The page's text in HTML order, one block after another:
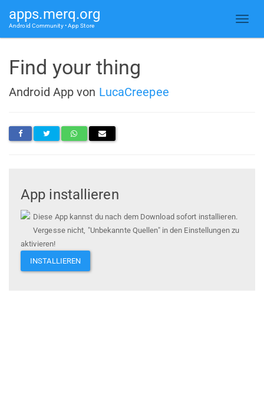
apps.merq.org
Android Community • App Store
Find your thing
Android App von LucaCreepee
App installieren
Diese App kannst du nach dem Download sofort installieren.
Vergesse nicht, "Unbekannte Quellen" in den Einstellungen zu
aktivieren!
INSTALLIEREN